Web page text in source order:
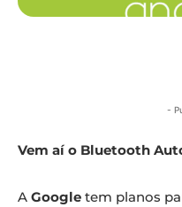
-
Vem aí o Bluetooth
A Google tem planos